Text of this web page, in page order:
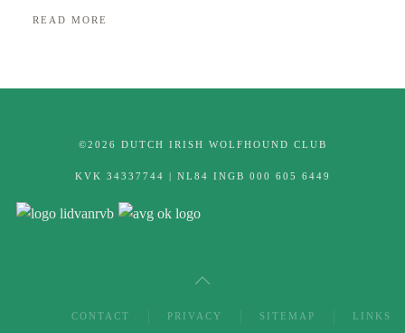
READ MORE
©2026 DUTCH IRISH WOLFHOUND CLUB
KVK 34337744 | NL84 INGB 000 605 6449
CONTACT PRIVACY SITEMAP LINKS